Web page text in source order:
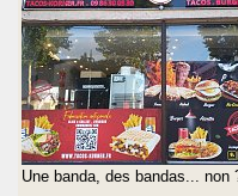
Une banda, des bandas...